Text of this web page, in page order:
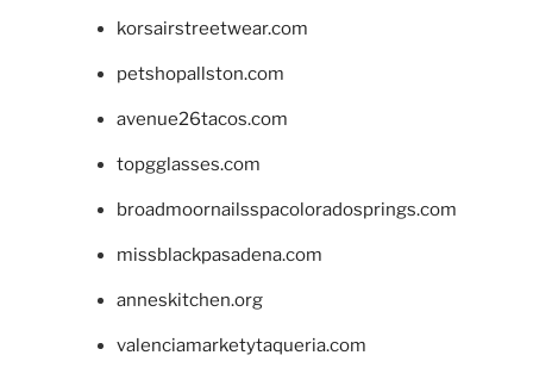
korsairstreetwear.com
petshopallston.com
avenue26tacos.com
topgglasses.com
broadmoornailsspacoloradosprings.com
missblackpasadena.com
anneskitchen.org
valenciamarketytaqueria.com